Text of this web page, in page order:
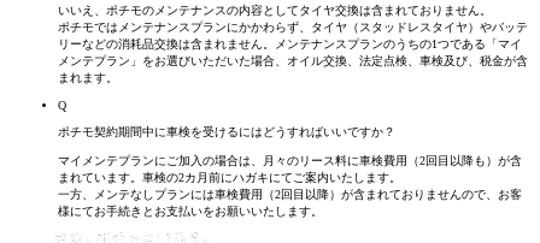
いいえ、ポチモのメンテナンスの内容としてタイヤ交換は含まれておりません。
ポチモではメンテナンスプランにかかわらず、タイヤ（スタッドレスタイヤ）やバッテ
リーなどの消耗品交換は含まれません。メンテナンスプランのうちの1つである「マイ
メンテプラン」をお選びいただいた場合、オイル交換、法定点検、車検及び、税金が含
まれます。
Q
ポチモ契約期間中に車検を受けるにはどうすればいいですか？
マイメンテプランにご加入の場合は、月々のリース料に車検費用（2回目以降も）が含
まれています。車検の2カ月前にハガキにてご案内いたします。
一方、メンテなしプランには車検費用（2回目以降）が含まれておりませんので、お客
様にてお手続きとお支払いをお願いいたします。